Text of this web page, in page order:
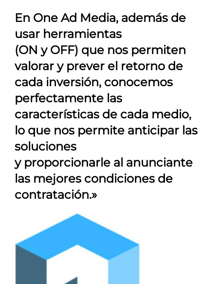
En One Ad Media, además de
usar herramientas
(ON y OFF) que nos permiten
valorar y prever el retorno de
cada inversión, conocemos
perfectamente las
características de cada medio,
lo que nos permite anticipar las
soluciones
y proporcionarle al anunciante
las mejores condiciones de
contratación.»